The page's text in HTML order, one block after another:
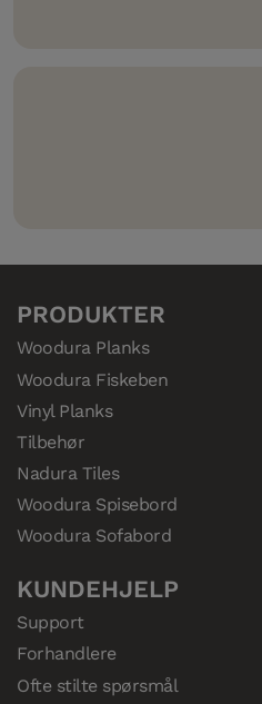
PRODUKTER
Woodura Planks
Woodura Fiskeben
Vinyl Planks
Tilbehør
Nadura Tiles
Woodura Spisebord
Woodura Sofabord
KUNDEHJELP
Support
Forhandlere
Ofte stilte spørsmål